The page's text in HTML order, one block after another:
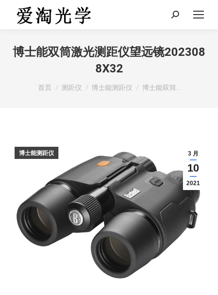
Search:
博士能双筒激光测距仪望远镜202308
8X32
您在这里：
首页 测距仪 博士能测距仪 博士能双筒…
3 月
10
2021
博士能测距仪